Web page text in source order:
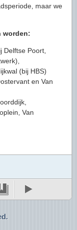
maar we
worden:
Delftse Poort,
(bij HBS)
en Van
Van